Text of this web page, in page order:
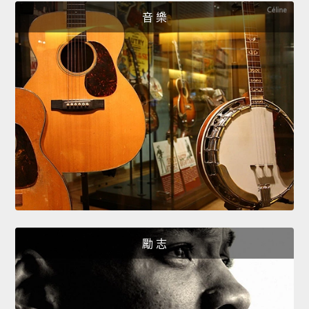
音 樂
勵 志